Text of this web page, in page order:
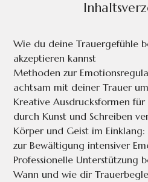
Wie du deine Trauergefühle
akzeptieren kannst
Methoden zur
achtsam mit deiner Trauer um
Kreative Ausdrucksformen
durch Kunst und Schreiben
Körper und Geist im
zur Bewältigung intensiver
Professionelle Unterstützung
Wann und wie dir